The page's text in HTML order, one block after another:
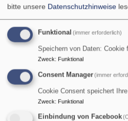
Hauptnavigation
Breadcrumb
Startseite Kirchenvorstand
bitte unsere Datenschutzhinweise
Funktional (immer erforderlich)
Speichern von Daten: Cookie
Zweck: Funktional
Consent Manager(immer
Cookie Consent speichert
Zweck: Funktional
Einbindung von Facebook